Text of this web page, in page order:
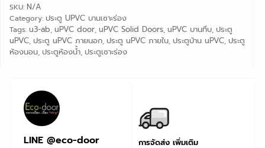
SKU: N/A
Category: ประตู UPVC บานเซาะร่อง
Tags: u3-ab uPVC door uPVC Solid Doors uPVC บานทึบ ประตู
uPVC ประตู uPVC ภายนอก ประตู uPVC ภายใน ประตูบ้าน uPVC ประตู
ห้องนอน ประตูห้องน้ำ ประตูเซาะร่อง
LINE @eco-door การจัดส่ง เพิ่มเติม